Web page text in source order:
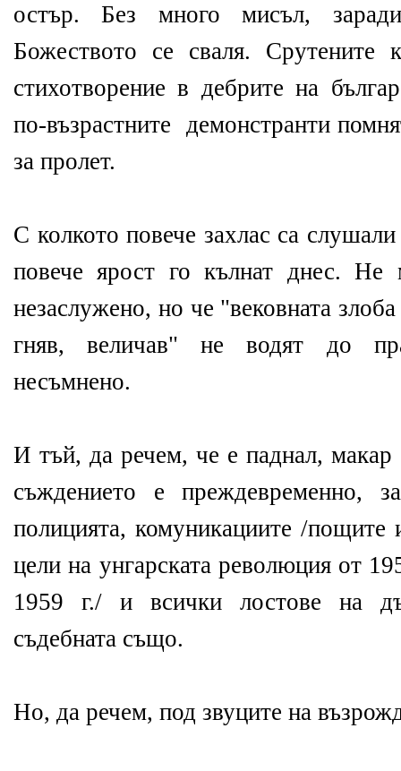
остър. Без много мисъл,
Божеството се сваля.
стихотворение в дебрите на
по-възрастните демонстранти
за пролет.
С колкото повече захлас са
повече ярост го кълнат днес.
незаслужено, но че "вековната
гняв, величав" не водят до
несъмнено.
И тъй, да речем, че е паднал, макар
съждението е преждевременно,
полицията, комуникациите /
цели на унгарската революция от
1959 г./ и всички лостове на
съдебната също.
Но, да речем, под звуците на